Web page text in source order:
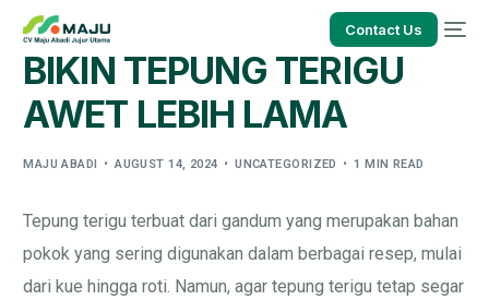
Contact Us
BIKIN TEPUNG TERIGU
AWET LEBIH LAMA
MAJU ABADI AUGUST 14, 2024 UNCATEGORIZED 1 MIN READ
Tepung terigu terbuat dari gandum yang merupakan bahan
pokok yang sering digunakan dalam berbagai resep, mulai
dari kue hingga roti. Namun, agar tepung terigu tetap segar